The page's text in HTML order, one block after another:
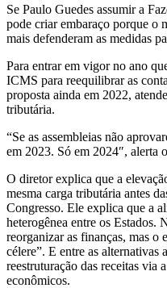
Se Paulo Guedes assumir a
pode criar embaraço porque o
mais defenderam as medidas
Para entrar em vigor no ano
ICMS para reequilibrar as
proposta ainda em 2022,
tributária.
“Se as assembleias não
em 2023. Só em 2024″, alerta
O diretor explica que a
mesma carga tributária antes
Congresso. Ele explica que a
heterogênea entre os Estados.
reorganizar as finanças, mas o
célere”. E entre as alternativas
reestruturação das receitas via
econômicos.